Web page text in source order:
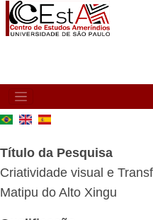
MAIN
NAVIGATION
Título da Pesquisa
Criatividade visual e
Matipu do Alto Xingu